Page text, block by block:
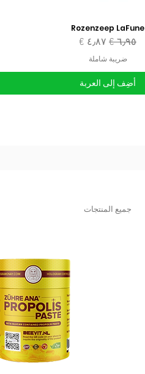
Rozenzeep LaFune
سعر عاديسعر البيع
ضريبة شاملة
أضِف إلى العربة
جميع المنتجات